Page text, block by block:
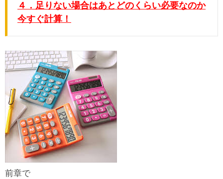
４．足りない場合はあとどのくらい必要なのか
今すぐ計算！
前章で